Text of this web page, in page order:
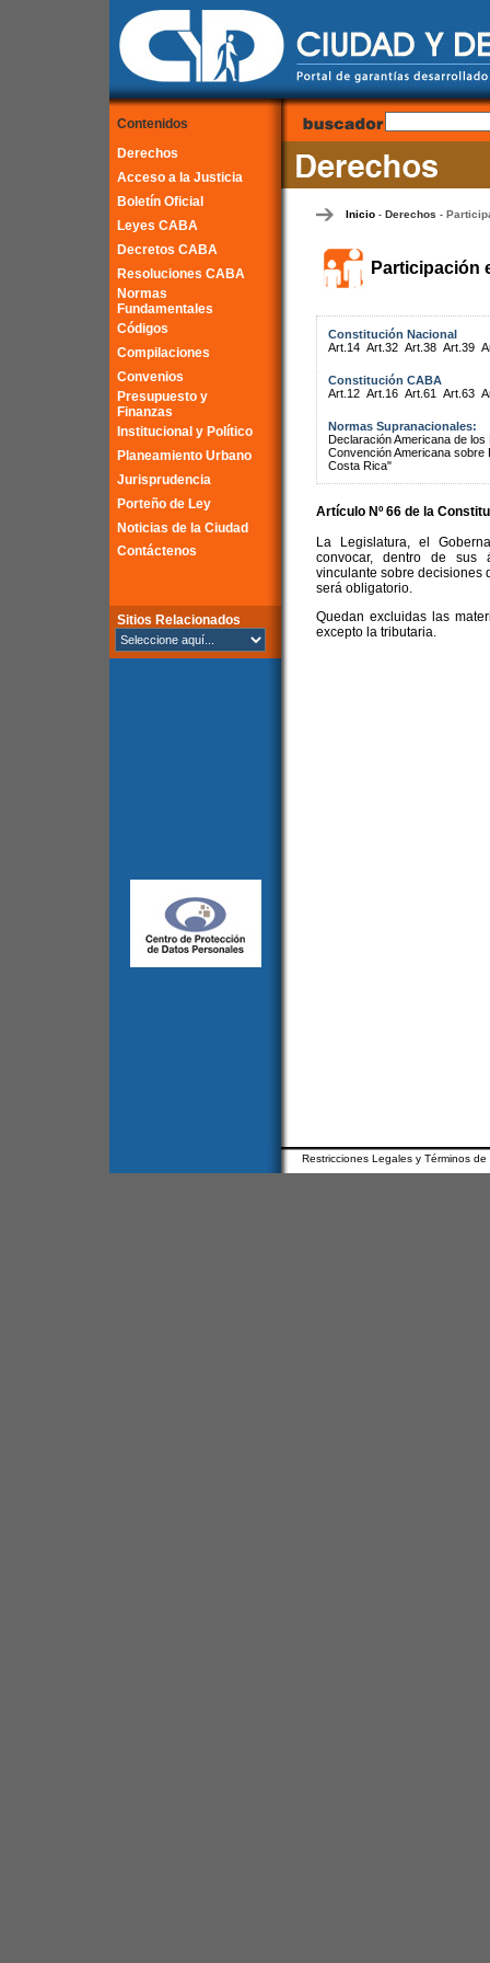
Contenidos
Derechos
Acceso a la Justicia
Boletín Oficial
Leyes CABA
Decretos CABA
Resoluciones CABA
Normas
Fundamentales
Códigos
Compilaciones
Convenios
Presupuesto y
Finanzas
Institucional y Político
Planeamiento Urbano
Jurisprudencia
Porteño de Ley
Noticias de la Ciudad
Contáctenos
Sitios Relacionados
Inicio- Derechos -
Participación
Constitución Nacional
Art.14 Art.32 Art.38 Art.39
Constitución CABA
Art.12 Art.16 Art.61 Art.63
Normas Supranacionales:
Declaración Americana de
Convención Americana
Costa Rica"
Artículo Nº 66 de la
La Legislatura, el
convocar, dentro de sus
vinculante sobre decisiones
será obligatorio.
Quedan excluidas las
excepto la tributaria.
Restricciones Legales y Términos de